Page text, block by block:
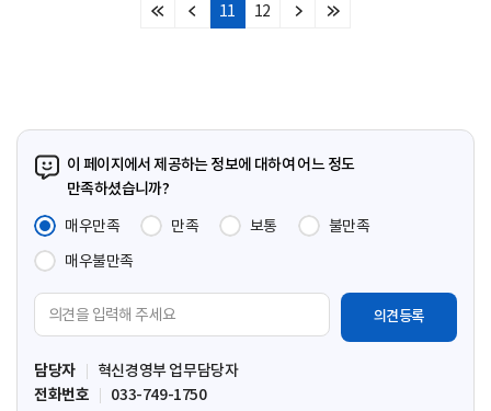
처
이
11 12
다
마
이 페이지에서 제공하는 정보에 대하여 어느 정도
만족하셨습니까?
매우만족
만족 보통
불만족
매우불만족
견
입
력
담당자
혁신경영부 업무담당자
전화번호
033-749-1750